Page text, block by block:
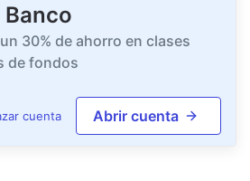
Banco
30% de ahorro en clases
de fondos
cuenta Abrir cuenta